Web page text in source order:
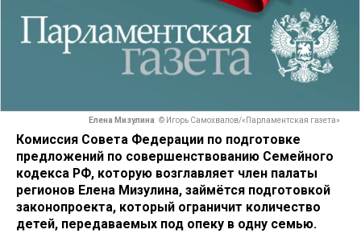
Елена Мизулина © Игорь Самохвалов/«Парламентская газета»
Комиссия Совета Федерации по подготовке
предложений по совершенствованию Семейного
кодекса РФ, которую возглавляет член палаты
регионов Елена Мизулина, займётся подготовкой
законопроекта, который ограничит количество
детей, передаваемых под опеку в одну семью.